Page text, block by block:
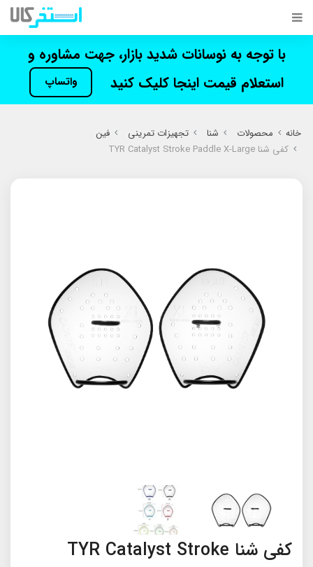
با توجه به نوسانات شدید بازار، جهت مشاوره و
استعلام قیمت اینجا کلیک کنید
واتساپ
خانه محصولات شنا تجهیزات تمرینی
فین
کفی شنا TYR Catalyst Stroke Paddle X-Large
کفی شنا TYR Catalyst Stroke